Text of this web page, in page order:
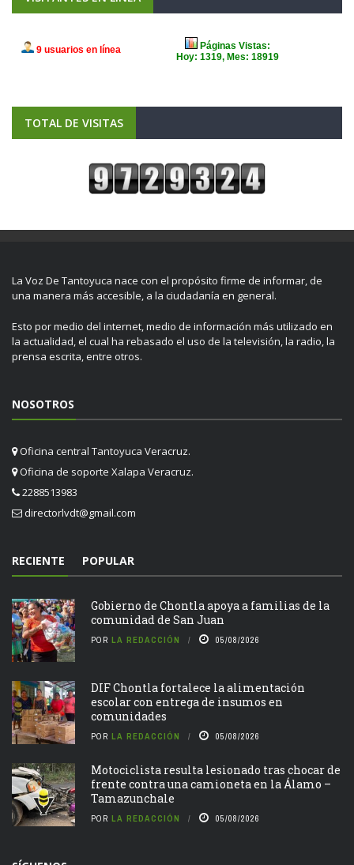
TOTAL DE VISITAS
La Voz De Tantoyuca nace con el propósito firme de informar, de
una manera más accesible, a la ciudadanía en general.
Esto por medio del internet, medio de información más utilizado en
la actualidad, el cual ha rebasado el uso de la televisión, la radio, la
prensa escrita, entre otros.
NOSOTROS
Oficina central Tantoyuca Veracruz.
Oficina de soporte Xalapa Veracruz.
2288513983
directorlvdt@gmail.com
RECIENTE POPULAR
Gobierno de Chontla apoya a familias de la
comunidad de San Juan
LA REDACCIÓN
DIF Chontla fortalece la alimentación
escolar con entrega de insumos en
comunidades
LA REDACCIÓN
Motociclista resulta lesionado tras chocar de
frente contra una camioneta en la Álamo –
Tamazunchale
LA REDACCIÓN
SÍGUENOS